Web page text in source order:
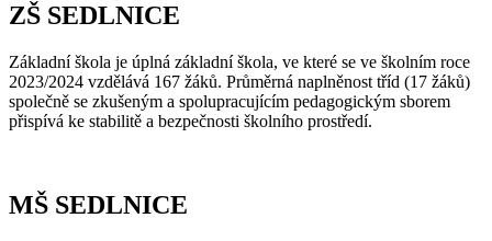
ZŠ SEDLNICE
Základní škola je úplná základní škola, ve které se ve školním roce
2023/2024 vzdělává 167 žáků. Průměrná naplněnost tříd (17 žáků)
společně se zkušeným a spolupracujícím pedagogickým sborem
přispívá ke stabilitě a bezpečnosti školního prostředí.
MŠ SEDLNICE